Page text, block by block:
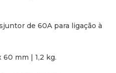
de 60A para ligação à
60 mm | 1,2 kg.